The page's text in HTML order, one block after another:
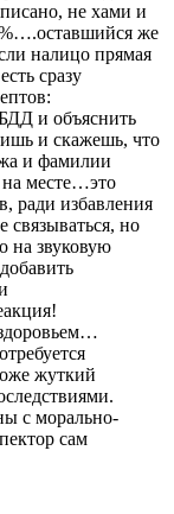
не хами и
же
налицо прямая
сразу
и объяснить
и скажешь, что
и фамилии
на месте…это
ради избавления
связываться, но
на звуковую
жуткий
с морально-
сам